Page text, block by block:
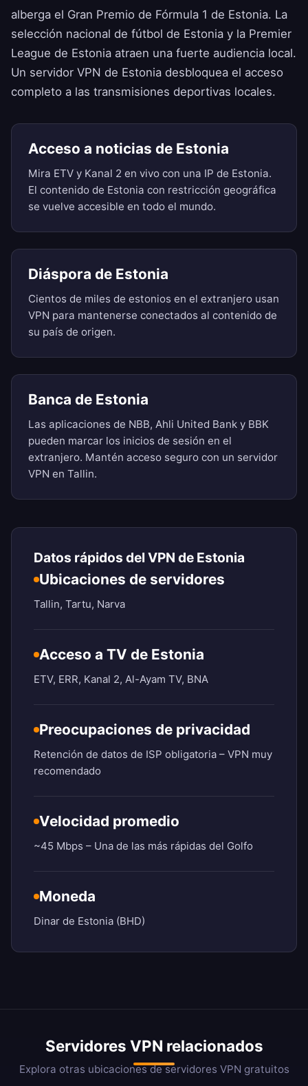
alberga el Gran Premio de Fórmula 1 de Estonia. La
selección nacional de fútbol de Estonia y la Premier
League de Estonia atraen una fuerte audiencia local.
Un servidor VPN de Estonia desbloquea el acceso
completo a las transmisiones deportivas locales.
Acceso a noticias de Estonia
Mira ETV y Kanal 2 en vivo con una IP de Estonia.
El contenido de Estonia con restricción geográfica
se vuelve accesible en todo el mundo.
Diáspora de Estonia
Cientos de miles de estonios en el extranjero usan
VPN para mantenerse conectados al contenido de
su país de origen.
Banca de Estonia
Las aplicaciones de NBB, Ahli United Bank y BBK
pueden marcar los inicios de sesión en el
extranjero. Mantén acceso seguro con un servidor
VPN en Tallin.
Datos rápidos del VPN de Estonia
Ubicaciones de servidores
Tallin, Tartu, Narva
Acceso a TV de Estonia
ETV, ERR, Kanal 2, Al-Ayam TV, BNA
Preocupaciones de privacidad
Retención de datos de ISP obligatoria – VPN muy
recomendado
Velocidad promedio
~45 Mbps – Una de las más rápidas del Golfo
Moneda
Dinar de Estonia (BHD)
Servidores VPN relacionados
Explora otras ubicaciones de servidores VPN gratuitos